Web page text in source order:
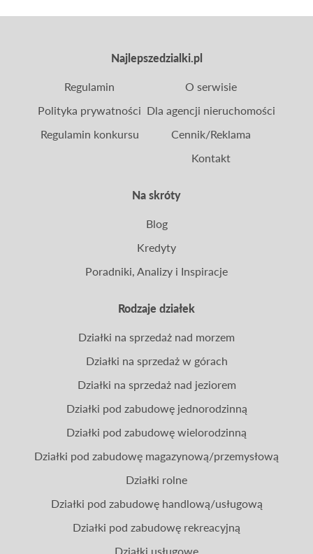
Najlepszedzialki.pl
Na skróty
Rodzaje działek
Regulamin
Polityka prywatności
Regulamin konkursu
O serwisie
Dla agencji nieruchomości
Cennik/Reklama
Kontakt
Blog
Kredyty
Poradniki, Analizy i Inspiracje
Działki na sprzedaż nad morzem
Działki na sprzedaż w górach
Działki na sprzedaż nad jeziorem
Działki pod zabudowę jednorodzinną
Działki pod zabudowę wielorodzinną
Działki pod zabudowę magazynową/przemysłową
Działki rolne
Działki pod zabudowę handlową/usługową
Działki pod zabudowę rekreacyjną
Działki usługowe